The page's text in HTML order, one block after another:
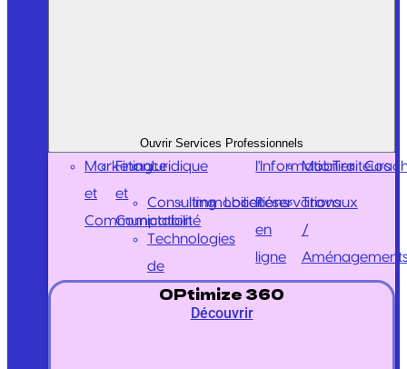
Ouvrir Services Professionnels
Marketing
et
Communication
Finance
et
Comptabilité
Juridique
Consulting
Technologies
de
l'Information
Immobilier
LocationsRéservations
en
ligne
MobilierTraiteurs
Travaux
/
OPtimize 360
Découvrir